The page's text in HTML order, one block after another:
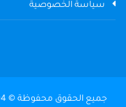
سياسة الخصوصية